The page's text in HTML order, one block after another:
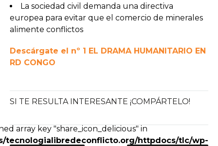
La sociedad civil demanda una directiva
europea para evitar que el comercio de minerales
alimente conflictos
Descárgate el nº 1 EL DRAMA HUMANITARIO EN
RD CONGO
SI TE RESULTA INTERESANTE ¡COMPÁRTELO!
array key "share_icon_delicious" in
tecnologialibredeconflicto.org/httpdocs/tlc/wp-